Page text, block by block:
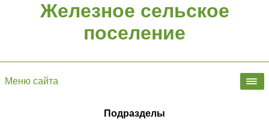
Железное сельское
поселение
Меню сайта
Подразделы